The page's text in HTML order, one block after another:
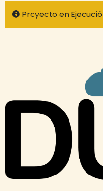
Proyecto en